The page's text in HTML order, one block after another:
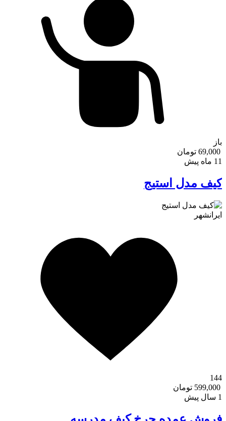
باز
69,000 تومان
11 ماه پیش
کیف مدل استیج
ایرانشهر
144
599,000 تومان